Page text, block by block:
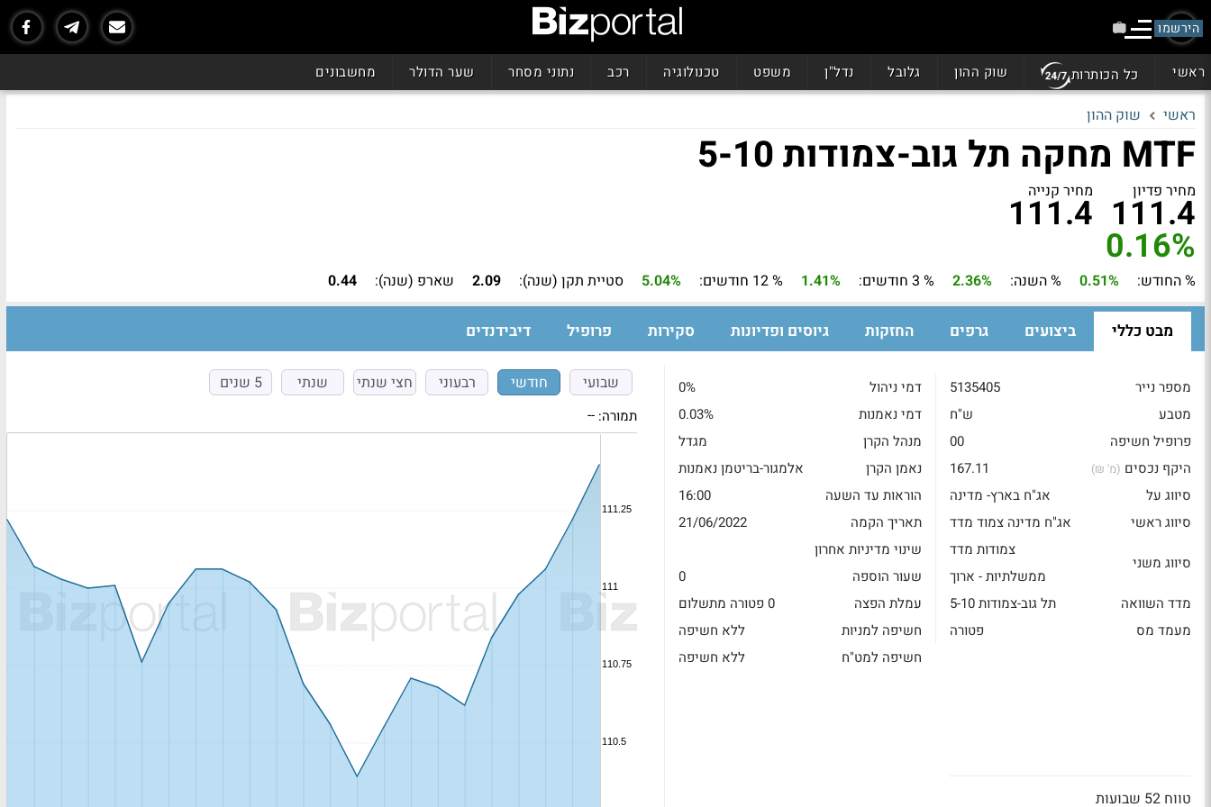
הירשמו
ראשי כל הכותרות שוק ההון גלובל נדל"ן משפט טכנולוגיה רכב נתוני מסחר שער הדולר מחשבונים
ראשי שוק ההון
MTF מחקה תל גוב-צמודות 5-10
מחיר פדיון
111.4 מחיר קנייה
111.4
0.16%
% החודש: 0.51% % השנה: 2.36% % 3 חודשים: 1.41% % 12 חודשים: 5.04% סטיית תקן (שנה): 2.09 שארפ (שנה): 0.44
מבט כללי ביצועים גרפים החזקות גיוסים ופדיונות סקירות פרופיל דיבידנדים
מספר נייר
5135405
מטבע
ש"ח
פרופיל חשיפה
00
היקף נכסים (מ' ₪)
167.11
סיווג על
אג"ח בארץ- מדינה
סיווג ראשי
אג"ח מדינה צמוד מדד
סיווג משני
צמודות מדד
ממשלתיות - ארוך
מדד השוואה
תל גוב-צמודות 5-10
מעמד מס
פטורה
דמי ניהול
0%
דמי נאמנות
0.03%
מנהל הקרן
מגדל
נאמן הקרן
אלמגור-בריטמן נאמנות
הוראות עד השעה
16:00
תאריך הקמה
21/06/2022
שינוי מדיניות אחרון
שעור הוספה
0
עמלת הפצה
0 פטורה מתשלום
חשיפה למניות
ללא חשיפה
חשיפה למט"ח
ללא חשיפה
טווח 52 שבועות
שבועי חודשי רבעוני חצי שנתי שנתי 5 שנים
תמורה: --
נכון ל - 07/26